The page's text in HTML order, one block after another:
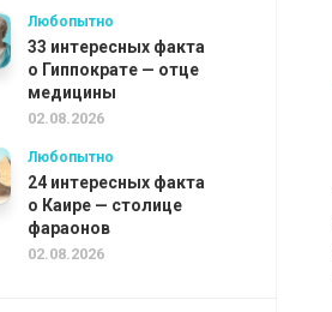
Любопытно
33 интересных факта
о Гиппократе — отце
медицины
02.08.2026
Любопытно
24 интересных факта
о Каире — столице
фараонов
02.08.2026